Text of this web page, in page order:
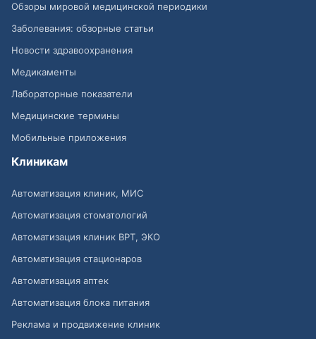
Обзоры мировой медицинской периодики
Заболевания: обзорные статьи
Новости здравоохранения
Медикаменты
Лабораторные показатели
Медицинские термины
Мобильные приложения
Клиникам
Автоматизация клиник, МИС
Автоматизация стоматологий
Автоматизация клиник ВРТ, ЭКО
Автоматизация стационаров
Автоматизация аптек
Автоматизация блока питания
Реклама и продвижение клиник